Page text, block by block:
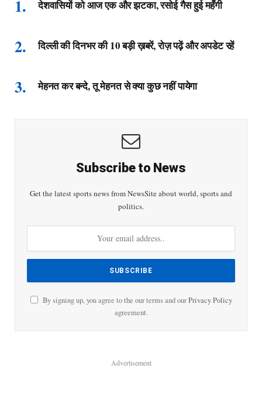
देशवासियों को आज एक और झटका, रसोई गैस हुई महँगी
दिल्ली की दिनभर की 10 बड़ी ख़बरें, रोज़ पढ़ें और अपडेट रहें
मेहनत कर बन्दे, तू मेहनत से क्या कुछ नहीं पायेगा
Subscribe to News
Get the latest sports news from NewsSite about world, sports and
politics.
By signing up, you agree to the our terms and ourPrivacy Policy
agreement.
Advertisement